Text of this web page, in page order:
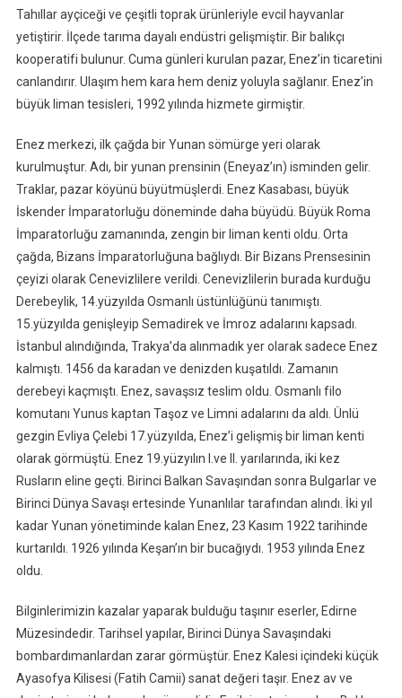
Tahıllar ayçiceği ve çeşitli toprak ürünleriyle evcil hayvanlar
yetiştirir. İlçede tarıma dayalı endüstri gelişmiştir. Bir balıkçı
kooperatifi bulunur. Cuma günleri kurulan pazar, Enez’in ticaretini
canlandırır. Ulaşım hem kara hem deniz yoluyla sağlanır. Enez’in
büyük liman tesisleri, 1992 yılında hizmete girmiştir.
Enez merkezi, ilk çağda bir Yunan sömürge yeri olarak
kurulmuştur. Adı, bir yunan prensinin (Eneyaz’ın) isminden gelir.
Traklar, pazar köyünü büyütmüşlerdi. Enez Kasabası, büyük
İskender İmparatorluğu döneminde daha büyüdü. Büyük Roma
İmparatorluğu zamanında, zengin bir liman kenti oldu. Orta
çağda, Bizans İmparatorluğuna bağlıydı. Bir Bizans Prensesinin
çeyizi olarak Cenevizlilere verildi. Cenevizlilerin burada kurduğu
Derebeylik, 14.yüzyılda Osmanlı üstünlüğünü tanımıştı.
15.yüzyılda genişleyip Semadirek ve İmroz adalarını kapsadı.
İstanbul alındığında, Trakya’da alınmadık yer olarak sadece Enez
kalmıştı. 1456 da karadan ve denizden kuşatıldı. Zamanın
derebeyi kaçmıştı. Enez, savaşsız teslim oldu. Osmanlı filo
komutanı Yunus kaptan Taşoz ve Limni adalarını da aldı. Ünlü
gezgin Evliya Çelebi 17.yüzyılda, Enez’i gelişmiş bir liman kenti
olarak görmüştü. Enez 19.yüzyılın I.ve II. yarılarında, iki kez
Rusların eline geçti. Birinci Balkan Savaşından sonra Bulgarlar ve
Birinci Dünya Savaşı ertesinde Yunanlılar tarafından alındı. İki yıl
kadar Yunan yönetiminde kalan Enez, 23 Kasım 1922 tarihinde
kurtarıldı. 1926 yılında Keşan’ın bir bucağıydı. 1953 yılında Enez
oldu.
Bilginlerimizin kazalar yaparak bulduğu taşınır eserler, Edirne
Müzesindedir. Tarihsel yapılar, Birinci Dünya Savaşındaki
bombardımanlardan zarar görmüştür. Enez Kalesi içindeki küçük
Ayasofya Kilisesi (Fatih Camii) sanat değeri taşır. Enez av ve